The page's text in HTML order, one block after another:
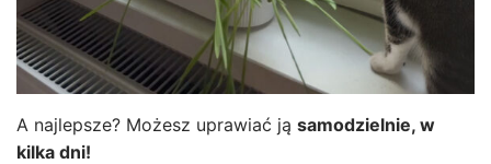
A najlepsze? Możesz uprawiać ją samodzielnie, w
kilka dni!